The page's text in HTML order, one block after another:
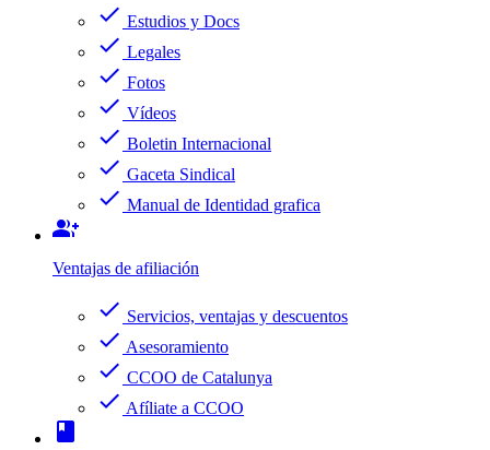
check Estudios y Docs
check Legales
check Fotos
check Vídeos
check Boletin Internacional
check Gaceta Sindical
check Manual de Identidad grafica
group_add
Ventajas de afiliación
check Servicios, ventajas y descuentos
check Asesoramiento
check CCOO de Catalunya
check Afíliate a CCOO
book